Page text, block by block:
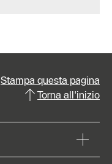
Stampa questa pagina
Torna all'inizio